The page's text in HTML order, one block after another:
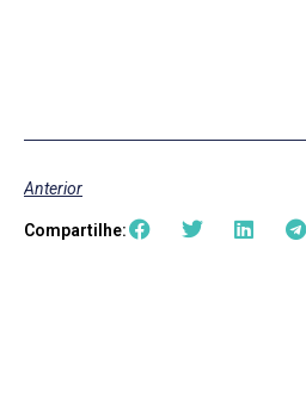
Anterior
Compartilhe: